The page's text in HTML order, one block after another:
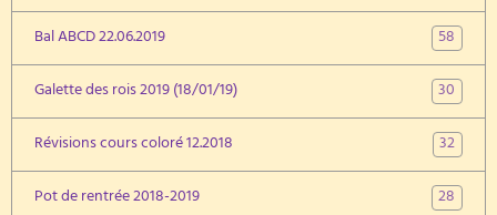
Bal ABCD 22.06.2019
58
Galette des rois 2019 (18/01/19)
30
Révisions cours coloré 12.2018
32
Pot de rentrée 2018-2019
28